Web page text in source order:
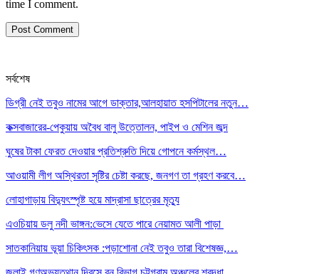
time I comment.
সর্বশেষ
ডিগ্রী নেই তবুও নামের আগে ডাক্তার,আলহায়াত হসপিটালের নতুন…
কক্সবাজারের-পেকুয়ায় অবৈধ বালু উত্তোলন, পাইপ ও মেশিন জব্দ
ঘুষের টাকা ফেরত দেওয়ার প্রতিশ্রুতি দিয়ে গোপনে কর্মস্থল…
আওয়ামী লীগ অস্থিরতা সৃষ্টির চেষ্টা করছে, জনগণ তা গ্রহণ করবে…
লোহাগাড়ায় বিদ্যুৎস্পৃষ্ট হয়ে মাদ্রাসা ছাত্রের মৃত্যু
এওচিয়ায় ডলু নদী ভাঙ্গন:ভেসে যেতে পারে নেয়ামত আলী পাড়া
সাতকানিয়ায় ভূয়া চিকিৎসক :পড়াশোনা নেই তবুও তারা বিশেষজ্ঞ,…